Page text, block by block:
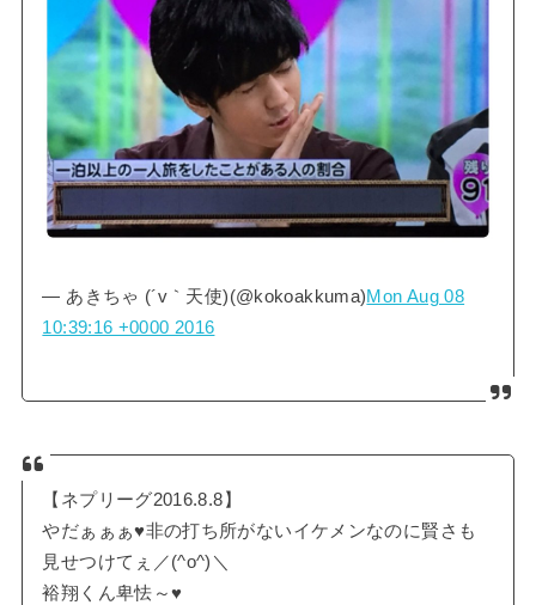
— あきちゃ (´v｀天使)(@kokoakkuma)Mon Aug 08
10:39:16 +0000 2016
【ネプリーグ2016.8.8】
やだぁぁぁ♥非の打ち所がないイケメンなのに賢さも
見せつけてぇ／(^o^)＼
裕翔くん卑怯～♥